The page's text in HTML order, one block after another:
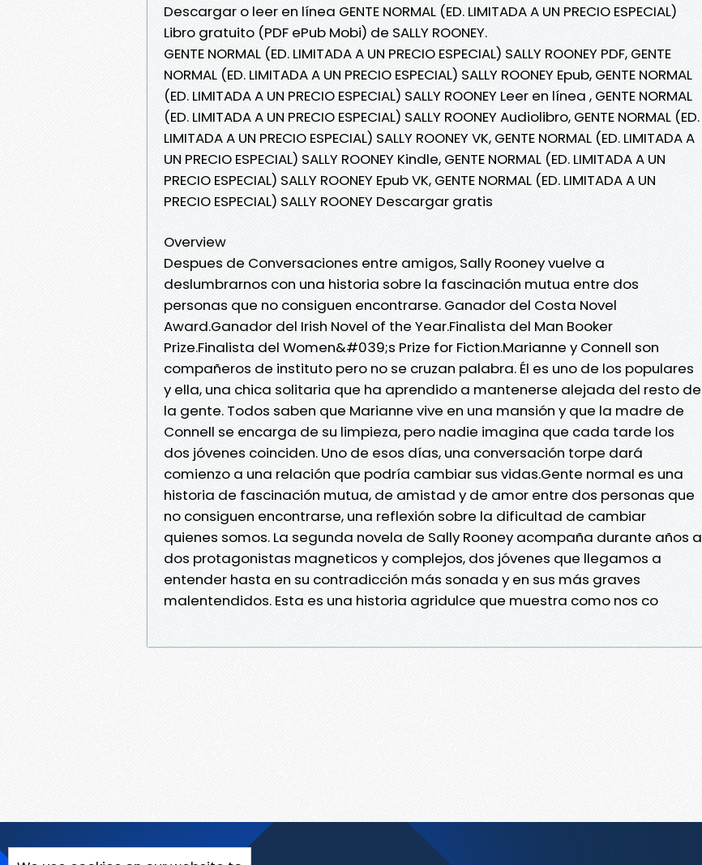
Descargar o leer en línea GENTE NORMAL (ED. LIMITADA A UN PRECIO ESPECIAL)
Libro gratuito (PDF ePub Mobi) de SALLY ROONEY.
GENTE NORMAL (ED. LIMITADA A UN PRECIO ESPECIAL) SALLY ROONEY PDF, GENTE
NORMAL (ED. LIMITADA A UN PRECIO ESPECIAL) SALLY ROONEY Epub, GENTE NORMAL
(ED. LIMITADA A UN PRECIO ESPECIAL) SALLY ROONEY Leer en línea , GENTE NORMAL
(ED. LIMITADA A UN PRECIO ESPECIAL) SALLY ROONEY Audiolibro, GENTE NORMAL (ED.
LIMITADA A UN PRECIO ESPECIAL) SALLY ROONEY VK, GENTE NORMAL (ED. LIMITADA A
UN PRECIO ESPECIAL) SALLY ROONEY Kindle, GENTE NORMAL (ED. LIMITADA A UN
PRECIO ESPECIAL) SALLY ROONEY Epub VK, GENTE NORMAL (ED. LIMITADA A UN
PRECIO ESPECIAL) SALLY ROONEY Descargar gratis
Overview
Despues de Conversaciones entre amigos, Sally Rooney vuelve a
deslumbrarnos con una historia sobre la fascinación mutua entre dos
personas que no consiguen encontrarse. Ganador del Costa Novel
Award.Ganador del Irish Novel of the Year.Finalista del Man Booker
Prize.Finalista del Women&#039;s Prize for Fiction.Marianne y Connell son
compañeros de instituto pero no se cruzan palabra. Él es uno de los populares
y ella, una chica solitaria que ha aprendido a mantenerse alejada del resto de
la gente. Todos saben que Marianne vive en una mansión y que la madre de
Connell se encarga de su limpieza, pero nadie imagina que cada tarde los
dos jóvenes coinciden. Uno de esos días, una conversación torpe dará
comienzo a una relación que podría cambiar sus vidas.Gente normal es una
historia de fascinación mutua, de amistad y de amor entre dos personas que
no consiguen encontrarse, una reflexión sobre la dificultad de cambiar
quienes somos. La segunda novela de Sally Rooney acompaña durante años a
dos protagonistas magneticos y complejos, dos jóvenes que llegamos a
entender hasta en su contradicción más sonada y en sus más graves
malentendidos. Esta es una historia agridulce que muestra como nos co